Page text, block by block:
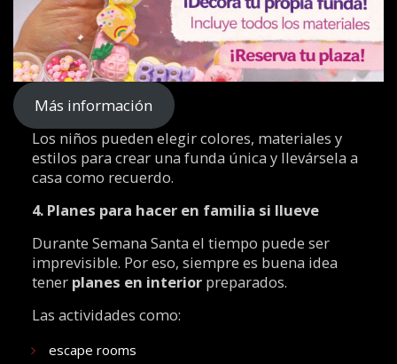
Más información
Los niños pueden elegir colores, materiales y
estilos para crear una funda única y llevársela a
casa como recuerdo.
4. Planes para hacer en familia si llueve
Durante Semana Santa el tiempo puede ser
imprevisible. Por eso, siempre es buena idea
tener planes en interior preparados.
Las actividades como:
escape rooms